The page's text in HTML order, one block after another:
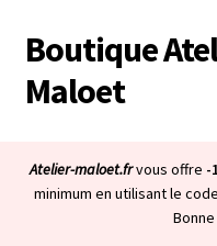
Aller
à
la
Aller
au
contenu
Boutique
Maloet
Boutique
Atelier-maloet.frvous offre -
minimum en utilisant le